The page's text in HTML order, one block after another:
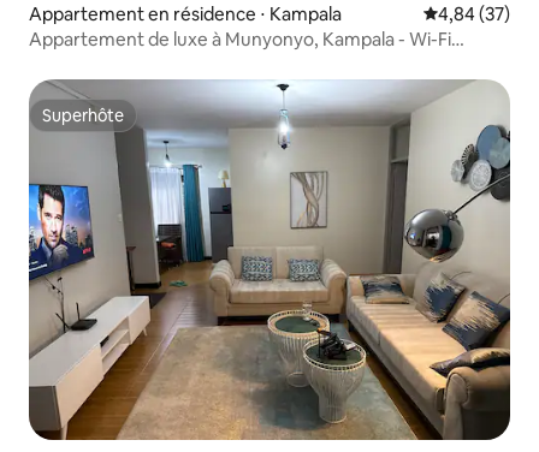
Appartement en résidence ⋅ Kampala Évaluation
4,84 (37)
Appartement de luxe à Munyonyo, Kampala - Wi-Fi
Superhôte
Superhôte